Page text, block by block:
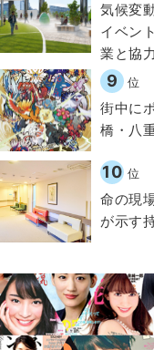
気候変
イベン
業と協力
9 位
街中に
橋・八
10 位
命の現
が示す